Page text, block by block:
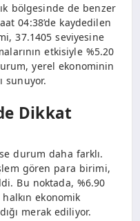
bölgesinde de benzer
04:38’de kaydedilen
37.1405 seviyesine
etkisiyle %5.20
yerel ekonominin
sunuyor.
Dikkat
durum daha farklı.
gören para birimi,
Bu noktada, %6.90
ekonomik
merak ediliyor.